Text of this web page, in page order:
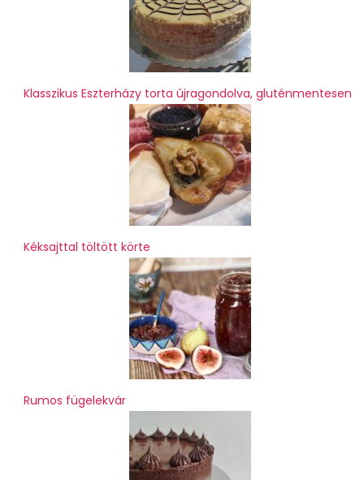
Klasszikus Eszterházy torta újragondolva, gluténmentesen
Kéksajttal töltött körte
Rumos fügelekvár